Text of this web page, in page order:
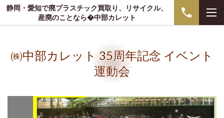
静岡・愛知で廃プラスチック買取り、リサイクル、
産廃のことなら�中部カレット
㈱中部カレット 35周年記念 イベント
運動会